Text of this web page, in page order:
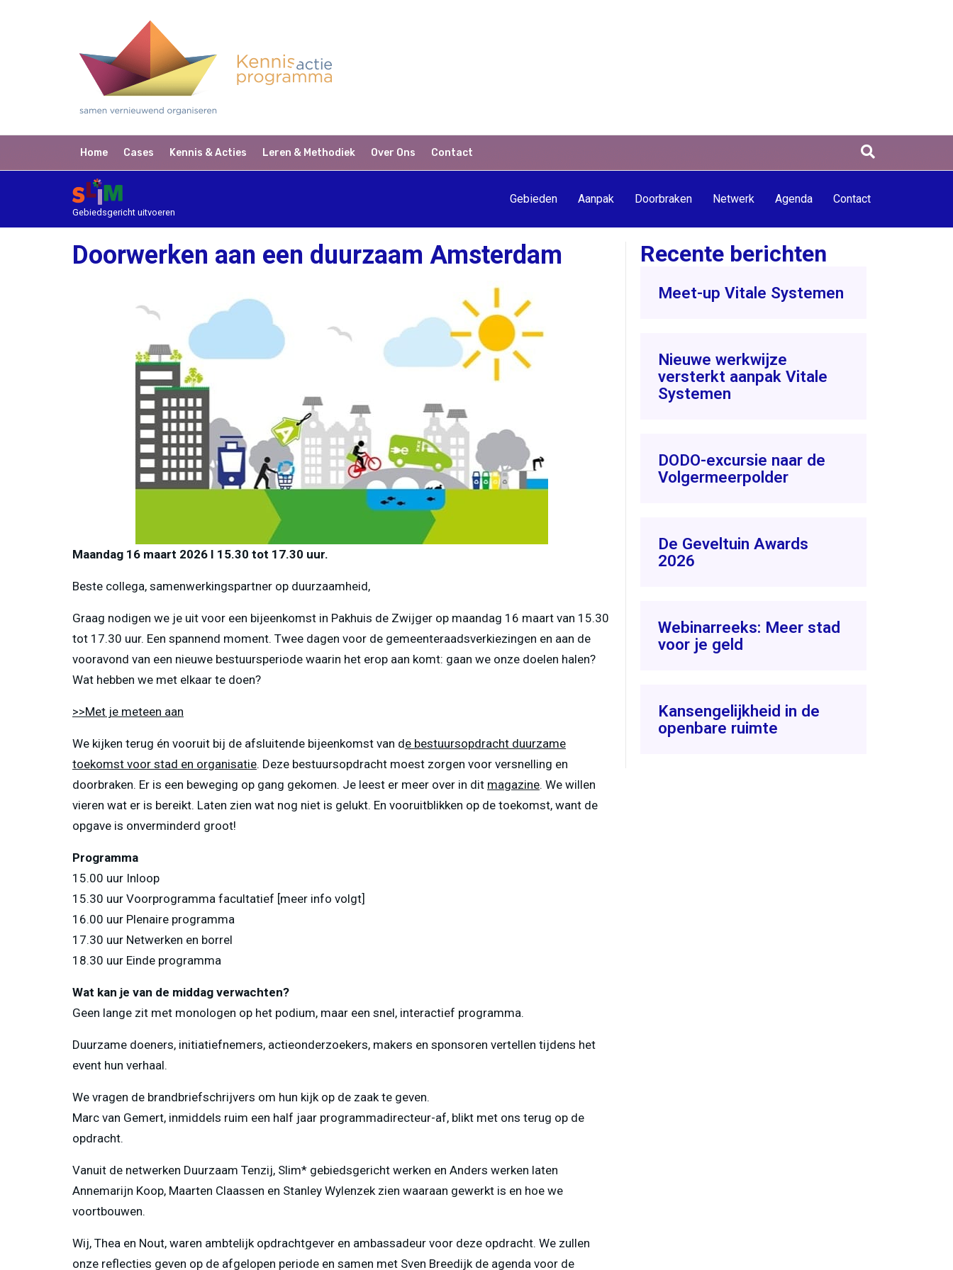
Home Cases Kennis & Acties Leren & Methodiek Over Ons Contact
Gebiedsgericht uitvoeren
Gebieden Aanpak Doorbraken Netwerk Agenda Contact
Doorwerken aan een duurzaam Amsterdam
Maandag 16 maart 2026 I 15.30 tot 17.30 uur.
Beste collega, samenwerkingspartner op duurzaamheid,
Graag nodigen we je uit voor een bijeenkomst in Pakhuis de Zwijger op maandag 16 maart van 15.30
tot 17.30 uur. Een spannend moment. Twee dagen voor de gemeenteraadsverkiezingen en aan de
vooravond van een nieuwe bestuursperiode waarin het erop aan komt: gaan we onze doelen halen?
Wat hebben we met elkaar te doen?
>>Met je meteen aan
We kijken terug én vooruit bij de afsluitende bijeenkomst van de bestuursopdracht duurzame
toekomst voor stad en organisatie. Deze bestuursopdracht moest zorgen voor versnelling en
doorbraken. Er is een beweging op gang gekomen. Je leest er meer over in dit magazine. We willen
vieren wat er is bereikt. Laten zien wat nog niet is gelukt. En vooruitblikken op de toekomst, want de
opgave is onverminderd groot!
Programma
15.00 uur Inloop
15.30 uur Voorprogramma facultatief [meer info volgt]
16.00 uur Plenaire programma
17.30 uur Netwerken en borrel
18.30 uur Einde programma
Wat kan je van de middag verwachten?
Geen lange zit met monologen op het podium, maar een snel, interactief programma.
Duurzame doeners, initiatiefnemers, actieonderzoekers, makers en sponsoren vertellen tijdens het
event hun verhaal.
We vragen de brandbriefschrijvers om hun kijk op de zaak te geven.
Marc van Gemert, inmiddels ruim een half jaar programmadirecteur-af, blikt met ons terug op de
opdracht.
Vanuit de netwerken Duurzaam Tenzij, Slim* gebiedsgericht werken en Anders werken laten
Annemarijn Koop, Maarten Claassen en Stanley Wylenzek zien waaraan gewerkt is en hoe we
voortbouwen.
Wij, Thea en Nout, waren ambtelijk opdrachtgever en ambassadeur voor deze opdracht. We zullen
onze reflecties geven op de afgelopen periode en samen met Sven Breedijk de agenda voor de
Recente berichten
Meet-up Vitale Systemen
Nieuwe werkwijze
versterkt aanpak Vitale
Systemen
DODO-excursie naar de
Volgermeerpolder
De Geveltuin Awards
2026
Webinarreeks: Meer stad
voor je geld
Kansengelijkheid in de
openbare ruimte